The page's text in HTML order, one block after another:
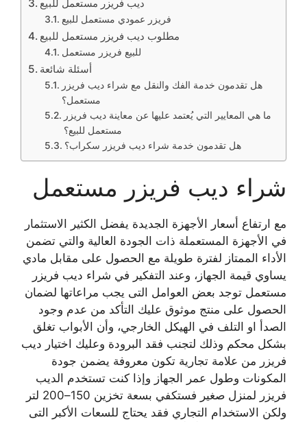
ديب فريزر مستعمل للبيع
فريزر عمودي مستعمل للبيع
مطلوب ديب فريزر مستعمل للبيع
للبيع فريزر مستعمل
أسئلة شائعة
هل تقدمون خدمة الفك والنقل مع شراء ديب فريزر
مستعمل؟
ما هي المعايير التي يُعتمد عليها عن معاينة ديب فريزر
مستعمل للبيع؟
هل تقدمون خدمة شراء ديب فريزر سكراب؟
شراء ديب فريزر مستعمل
مع ارتفاع أسعار الأجهزة الجديدة يفضل الكثير الاستثمار
في الأجهزة المستعملة ذات الجودة العالية والتي تضمن
الأداء الممتاز لفترة طويلة مع الحصول على مقابل مادي
يساوي قيمة الجهاز، وعند التفكير في شراء ديب فريزر
مستعمل توجد بعض العوامل التى يجب مراعاتها لضمان
الحصول على منتج موثوق عليك التأكد من عدم وجود
الصدأ او التلف في الهيكل الخارجي، وأن الأبواب تغلق
بشكل محكم وذلك لتجنب فقد البرودة وعليك اختيار ديب
فريزر من علامة تجارية تكون معروفة يضمن جودة
المكونات وطول عمر الجهاز وإذا كنت تستخدم الديب
فريزر لمنزل صغير فستكفي بسعة تخزين 150–200 لتر
ولكن الاستخدام التجاري فقد يحتاج للسعات الأكبر التى